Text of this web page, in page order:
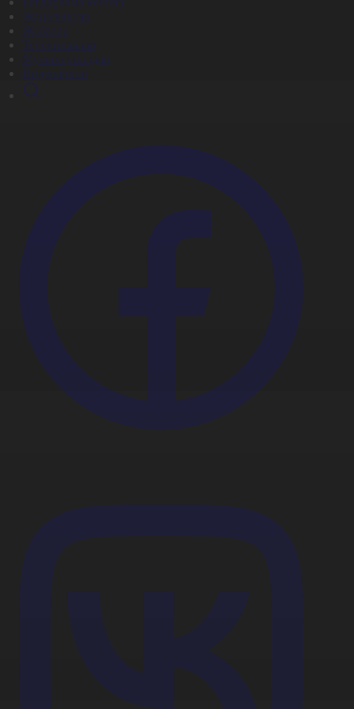
Жаңалықтар
Жобалар
Телехикаялар
Мультсериалдар
Видеоархив